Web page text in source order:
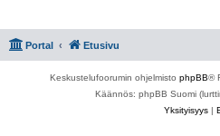
Portal Etusivu
Keskustelufoorumin ohjelmisto phpBB®
Käännös: phpBB Suomi
Yksityisyys |